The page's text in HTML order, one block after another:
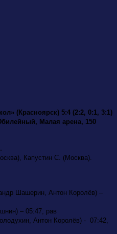
(Красноярск) 5:4 (2:2, 0:1, 3:1)
Малая арена, 150
.
Капустин С. (Москва).
Шашерин, Антон Королёв) –
– 05:47, рав
Антон Королёв) - 07:42,